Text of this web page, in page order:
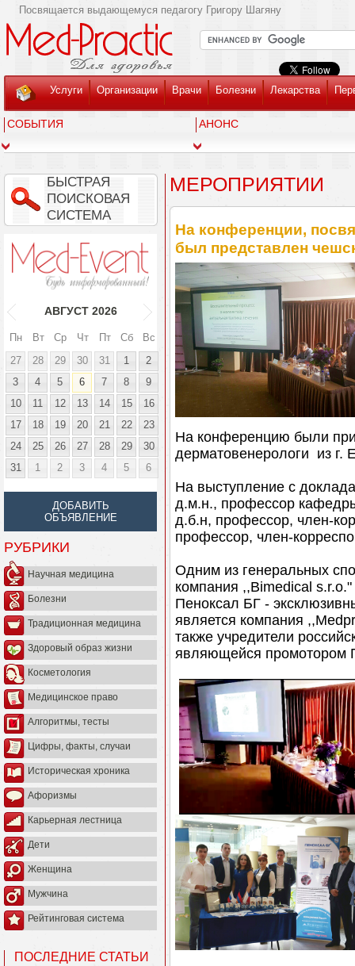
Посвящается выдающемуся педагогу Григору Шагяну
Услуги Организации Врачи Болезни Лекарства
СОБЫТИЯ АНОНС
БЫСТРАЯ
ПОИСКОВАЯ
СИСТЕМА
АВГУСТ 2026
Пн Вт Ср Чт Пт Сб
Вс
27
28 29 30 31 1
2
3
4 5 6 7 8
9
10
11 12 13 14 15
16
17
18 19 20 21 22
23
24
25 26 27 28 29
30
31
1 2 3 4 5 6
ДОБАВИТЬ
ОБЪЯВЛЕНИЕ
РУБРИКИ
Научная медицина
Болезни
Традиционная медицина
Здоровый образ жизни
Косметология
Медицинское право
Алгоритмы, тесты
Цифры, факты, случаи
Историческая хроника
Афоризмы
Карьерная лестница
Дети
Женщина
Мужчина
Рейтинговая система
ПОСЛЕДНИЕ СТАТЬИ
МЕРОПРИЯТИИ
На конференции,
был представлен
На конференцию были
дерматовенерологи из г.
На выступление с
д.м.н., профессор
д.б.н, профессор, член-
профессор, член-
Одним из генеральных
компания ,,Bimedical
Пеноксал БГ -
является компания
также учредители
являющейся промотором